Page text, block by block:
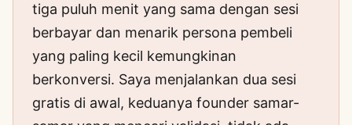
tiga puluh menit yang sama dengan sesi
berbayar dan menarik persona pembeli
yang paling kecil kemungkinan
berkonversi. Saya menjalankan dua sesi
gratis di awal, keduanya founder samar-